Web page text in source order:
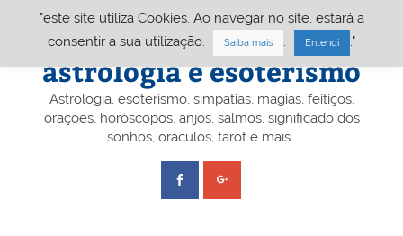
Portal A&E – Portal
astrologia e esoterismo
Astrologia, esoterismo, simpatias, magias, feitiços,
orações, horóscopos, anjos, salmos, significado dos
sonhos, oráculos, tarot e mais…
"este site utiliza Cookies. Ao navegar no site, estará a
consentir a sua utilização.
Saiba mais Entendi ."